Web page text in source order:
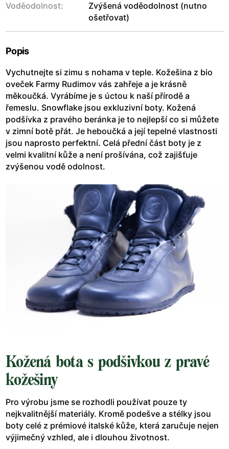
Voděodolnost:
Zvýšená voděodolnost (nutno
ošetřovat)
Popis
Vychutnejte si zimu s nohama v teple. Kožešina z bio
oveček Farmy Rudimov vás zahřeje a je krásně
měkoučká. Vyrábíme je s úctou k naší přírodě a
řemeslu. Snowflake jsou exkluzivní boty. Kožená
podšívka z pravého beránka je to nejlepší co si můžete
v zimní botě přát. Je heboučká a její tepelné vlastnosti
jsou naprosto perfektní. Celá přední část boty je z
velmi kvalitní kůže a není prošívána, což zajišťuje
zvýšenou vodě odolnost.
Kožená bota s podšivkou z pravé
kožešiny
Pro výrobu jsme se rozhodli používat pouze ty
nejkvalitnější materiály. Kromě podešve a stélky jsou
boty celé z prémiové italské kůže, která zaručuje nejen
výjimečný vzhled, ale i dlouhou životnost.